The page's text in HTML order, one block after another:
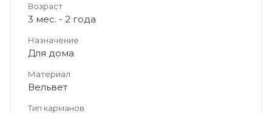
Возраст
3 мес. - 2 года
Назначение
Для дома
Материал
Вельвет
Тип карманов